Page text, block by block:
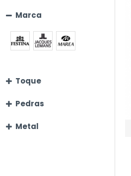
Marca
Toque
Pedras
Metal